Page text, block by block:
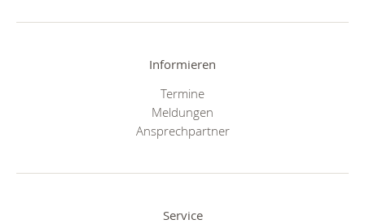
Informieren
Termine
Meldungen
Ansprechpartner
Service